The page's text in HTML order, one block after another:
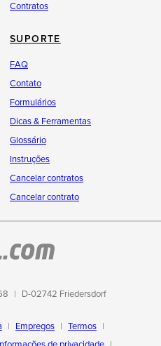
Contratos
SUPORTE
FAQ
Contato
Formulários
Dicas & Ferramentas
Glossário
Instruções
Cancelar contratos
Cancelar contrato
D-02742 Friedersdorf
Empregos
Termos